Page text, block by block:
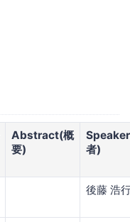
Abstract(概
要)
者)
後藤 浩